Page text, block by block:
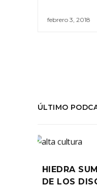
febrero 3, 2018
ÚLTIMO
HIEDRA
DE LOS